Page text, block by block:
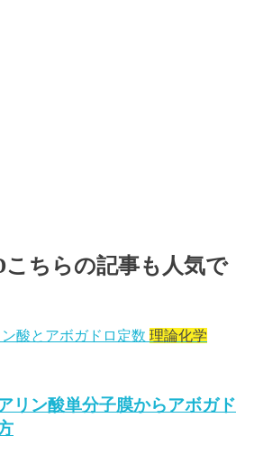
こちらの記事も人気で
理論化学
リン酸単分子膜からアボガド